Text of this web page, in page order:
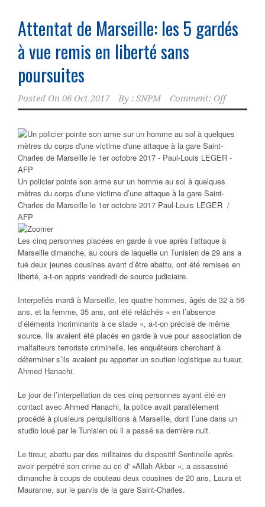
Attentat de Marseille: les 5 gardés
à vue remis en liberté sans
poursuites
Posted On 06 Oct 2017 By : SNPM Comment: Off
Un policier pointe son arme sur un homme au sol à quelques
mètres du corps d’une victime d’une attaque à la gare Saint-
Charles de Marseille le 1er octobre 2017 Paul-Louis LEGER /
AFP
Les cinq personnes placées en garde à vue après l’attaque à
Marseille dimanche, au cours de laquelle un Tunisien de 29 ans a
tué deux jeunes cousines avant d’être abattu, ont été remises en
liberté, a-t-on appris vendredi de source judiciaire.
Interpellés mardi à Marseille, les quatre hommes, âgés de 32 à 56
ans, et la femme, 35 ans, ont été relâchés « en l’absence
d’éléments incriminants à ce stade », a-t-on précisé de même
source. Ils avaient été placés en garde à vue pour association de
malfaiteurs terroriste criminelle, les enquêteurs cherchant à
déterminer s’ils avaient pu apporter un soutien logistique au tueur,
Ahmed Hanachi.
Le jour de l’interpellation de ces cinq personnes ayant été en
contact avec Ahmed Hanachi, la police avait parallèlement
procédé à plusieurs perquisitions à Marseille, dont l’une dans un
studio loué par le Tunisien où il a passé sa dernière nuit.
Le tireur, abattu par des militaires du dispositif Sentinelle après
avoir perpétré son crime au cri d' »Allah Akbar », a assassiné
dimanche à coups de couteau deux cousines de 20 ans, Laura et
Mauranne, sur le parvis de la gare Saint-Charles.